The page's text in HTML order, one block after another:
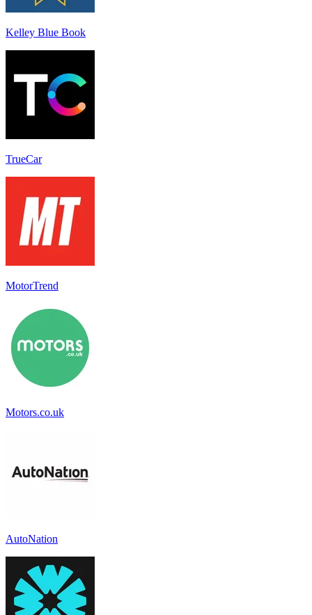
Kelley Blue Book
TrueCar
MotorTrend
Motors.co.uk
AutoNation